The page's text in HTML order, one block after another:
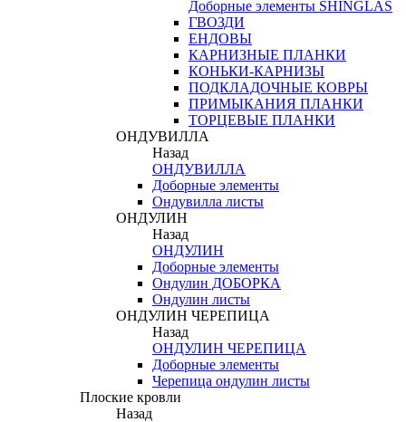
Доборные элементы SHINGLAS
ГВОЗДИ
ЕНДОВЫ
КАРНИЗНЫЕ ПЛАНКИ
КОНЬКИ-КАРНИЗЫ
ПОДКЛАДОЧНЫЕ КОВРЫ
ПРИМЫКАНИЯ ПЛАНКИ
ТОРЦЕВЫЕ ПЛАНКИ
ОНДУВИЛЛА
Назад
ОНДУВИЛЛА
Доборные элементы
Ондувилла листы
ОНДУЛИН
Назад
ОНДУЛИН
Доборные элементы
Ондулин ДОБОРКА
Ондулин листы
ОНДУЛИН ЧЕРЕПИЦА
Назад
ОНДУЛИН ЧЕРЕПИЦА
Доборные элементы
Черепица ондулин листы
Плоские кровли
Назад